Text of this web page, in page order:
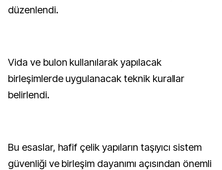
düzenlendi.
Vida ve bulon kullanılarak yapılacak
birleşimlerde uygulanacak teknik kurallar
belirlendi.
Bu esaslar, hafif çelik yapıların taşıyıcı sistem
güvenliği ve birleşim dayanımı açısından önemli